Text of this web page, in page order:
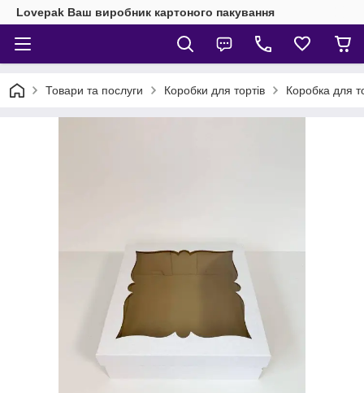
Lovepak Ваш виробник картоного пакування
Товари та послуги Коробки для тортів Коробка для